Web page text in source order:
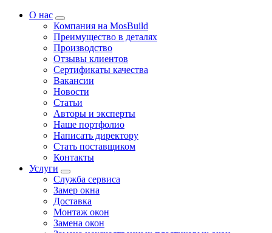
О нас
Компания на MosBuild
Преимущество в деталях
Производство
Отзывы клиентов
Сертификаты качества
Вакансии
Новости
Статьи
Авторы и эксперты
Нашe портфолио
Написать директору
Стать поставщиком
Контакты
Услуги
Служба сервиса
Замер окна
Доставка
Монтаж окон
Замена окон